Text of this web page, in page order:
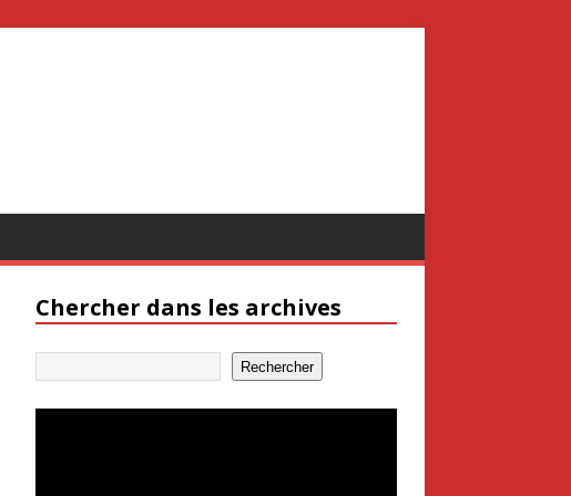
Chercher dans les archives
Rechercher